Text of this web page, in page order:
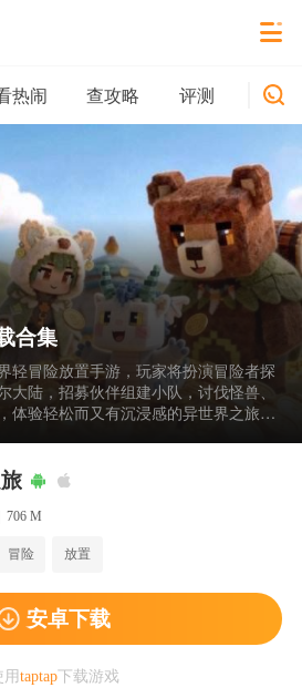
热闹 查攻略 评测 新游
合集
轻冒险放置手游，玩家将扮演冒险者探
陆，招募伙伴组建小队，讨伐怪兽、
体验轻松而又有沉浸感的异世界之旅。
706 M
冒险 放置
安卓下载
taptap下载游戏